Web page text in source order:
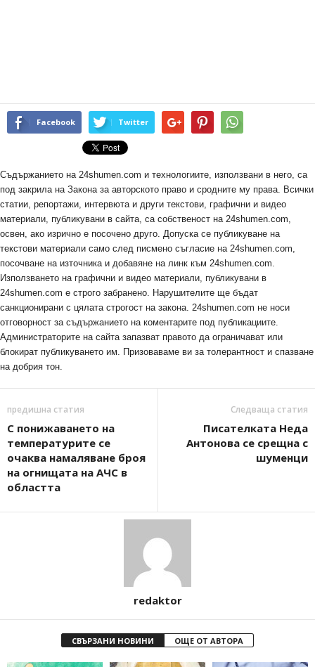
Facebook Twitter
Съдържанието на 24shumen.com и технологиите, използвани в него, са
под закрила на Закона за авторското право и сродните му права. Всички
статии, репортажи, интервюта и други текстови, графични и видео
материали, публикувани в сайта, са собственост на 24shumen.com,
освен, ако изрично е посочено друго. Допуска се публикуване на
текстови материали само след писмено съгласие на 24shumen.com,
посочване на източника и добавяне на линк към 24shumen.com.
Използването на графични и видео материали, публикувани в
24shumen.com е строго забранено. Нарушителите ще бъдат
санкционирани с цялата строгост на закона. 24shumen.com не носи
отговорност за съдържанието на коментарите под публикациите.
Администраторите на сайта запазват правото да ограничават или
блокират публикуването им. Призоваваме ви за толерантност и спазване
на добрия тон.
предишна статия
С понижаването на
температурите се
очаква намаляване броя
на огнищата на АЧС в
областта
Следваща статия
Писателката Неда
Антонова се срещна с
шуменци
redaktor
СВЪРЗАНИ НОВИНИ ОЩЕ ОТ АВТОРА